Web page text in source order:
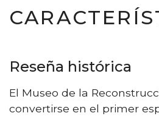
Reseña histórica
El Museo de la
convertirse en el primer